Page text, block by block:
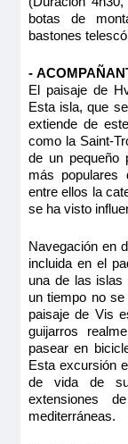
botas de
bastones
-
El paisaje de
Esta isla, que
extiende de
como la Saint-
de un pequeño
más populares
entre ellos la
se ha visto
Navegación en
incluida en el
una de las islas
un tiempo no
paisaje de Vis
guijarros
pasear en
Esta excursión
de vida de
extensiones
mediterráneas.